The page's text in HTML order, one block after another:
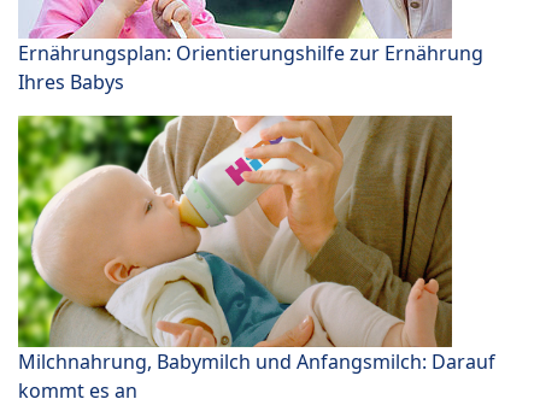
Ernährungsplan: Orientierungshilfe zur Ernährung
Ihres Babys
Milchnahrung, Babymilch und Anfangsmilch: Darauf
kommt es an